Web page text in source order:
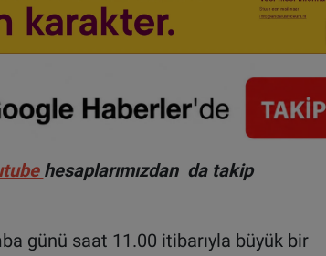
hesaplarımızdan da takip
günü saat 11.00 itibarıyla büyük bir